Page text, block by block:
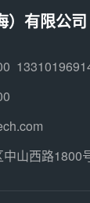
）有限公司
中山西路1800